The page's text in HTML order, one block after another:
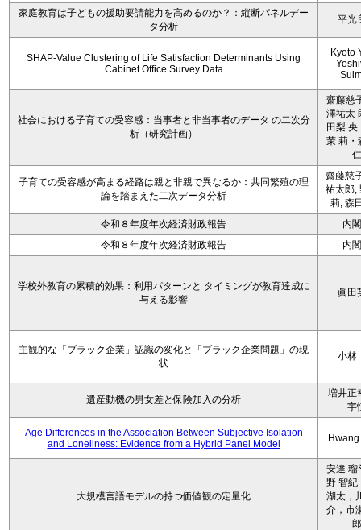
家庭教育は子どもの援助要請能力を高めるのか？：縦断パネルデー
タ分析
平光
SHAP-Value Clustering of Life Satisfaction Determinants Using
Cabinet Office Survey Data
Kyoto
社会における子育ての受容感：当事者と非当事者のデータ の二次分
析（研究計画）
齋藤慈
澤祐太
田梨 央
茉 莉・
仁
子育ての受容感が高まる経路は親と非親で異なるか：共同繁殖の理
論を踏まえた二次データ分析
齋藤慈
祐太郎,
莉, 森
令和８年度年次経済財政報告
内
令和８年度年次経済財政報告
内
学校外教育の累積的効果：利用パターンと タイミングが教育達成に
与える影響
眞田
主観的な「ブラック企業」認識の変化と「ブラック企業問題」の現
状
小
遺産動機の男女差と保険加入の分析
増井正
宇
Age Differences in the Association Between Subjective Isolation
and Loneliness: Evidence from a Hybrid Panel Model
大規模言語モデルの持つ価値観の定量化
安達 瑠
野 智紀
湖太，
介，市
郎